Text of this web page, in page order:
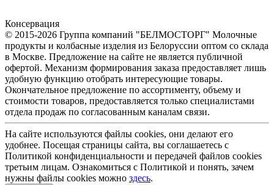
Консервация
© 2015-2026 Группа компаний "БЕЛМОСТОРГ" Молочные
продукты и колбасные изделия из Белоруссии оптом со склада
в Москве. Предложение на сайте не является публичной
офертой. Механизм формирования заказа предоставляет лишь
удобную функцию отобрать интересующие товары.
Окончательное предложение по ассортименту, объему и
стоимости товаров, предоставляется только специалистами
отдела продаж по согласованным каналам связи.
На сайте используются файлы cookies, они делают его
удобнее. Посещая страницы сайта, вы соглашаетесь с
Политикой конфиденциальности и передачей файлов cookies
третьим лицам. Ознакомиться с Политикой и понять, зачем
нужны файлы сookies можно здесь.